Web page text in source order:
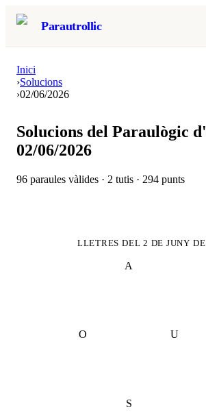
Parautrollic
Inici
›Solucions
›02/06/2026
Solucions del Paraulògic
02/06/2026
96 paraules vàlides · 2 tutis · 294 punts
LLETRES DEL2 DE JUNY
U
A
O
S